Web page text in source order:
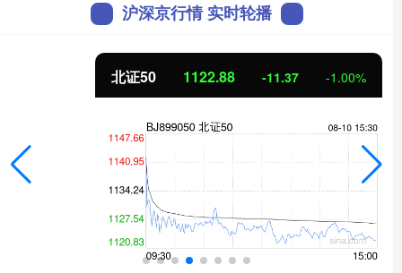
沪深京行情 实时轮播
北证50 1122.88 -11.37 -1.00%